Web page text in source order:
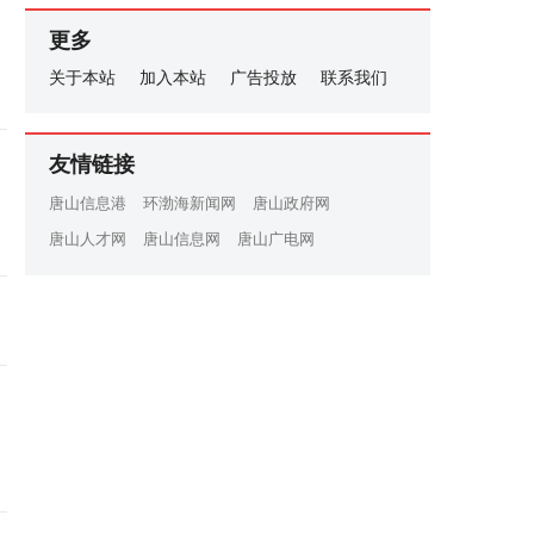
更多
关于本站 加入本站 广告投放 联系我们
友情链接
唐山信息港 环渤海新闻网
唐山政府网
唐山人才网
唐山信息网 唐山广电网